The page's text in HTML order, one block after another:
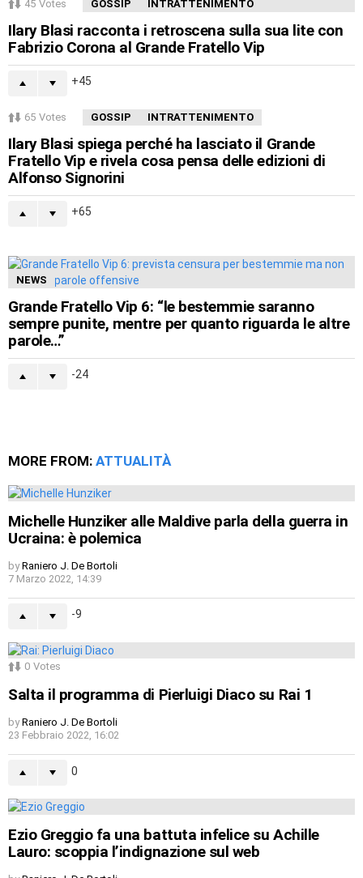
45 Votes GOSSIP INTRATTENIMENTO
Ilary Blasi racconta i retroscena sulla sua lite con
Fabrizio Corona al Grande Fratello Vip
45
65 Votes GOSSIP INTRATTENIMENTO
Ilary Blasi spiega perché ha lasciato il Grande
Fratello Vip e rivela cosa pensa delle edizioni di
Alfonso Signorini
65
NEWS
Grande Fratello Vip 6: “le bestemmie saranno
sempre punite, mentre per quanto riguarda le altre
parole…”
-24
MORE FROM: ATTUALITÀ
Michelle Hunziker alle Maldive parla della guerra in
Ucraina: è polemica
by Raniero J. De Bortoli
7 Marzo 2022, 14:39
-9
0 Votes
Salta il programma di Pierluigi Diaco su Rai 1
by Raniero J. De Bortoli
23 Febbraio 2022, 16:02
0
Ezio Greggio fa una battuta infelice su Achille
Lauro: scoppia l’indignazione sul web